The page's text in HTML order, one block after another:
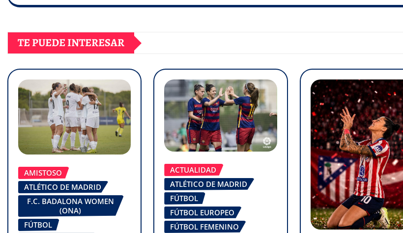
TE PUEDE INTERESAR
AMISTOSO
ATLÉTICO DE MADRID
F.C. BADALONA WOMEN
(ONA)
FÚTBOL
ACTUALIDAD
ATLÉTICO DE MADRID
FÚTBOL
FÚTBOL EUROPEO
FÚTBOL FEMENINO